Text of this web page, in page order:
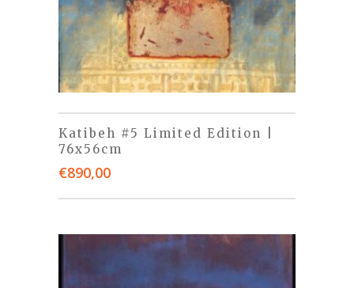
Katibeh #5 Limited Edition |
76x56cm
€890,00